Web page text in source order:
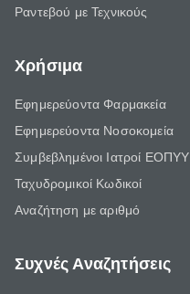
Ραντεβού με Τεχνικούς
Χρήσιμα
Εφημερεύοντα Φαρμακεία
Εφημερεύοντα Νοσοκομεία
Συμβεβλημένοι Ιατροί ΕΟΠΥΥ
Ταχυδρομικοί Κωδικοί
Αναζήτηση με αριθμό
Συχνές Αναζητήσεις